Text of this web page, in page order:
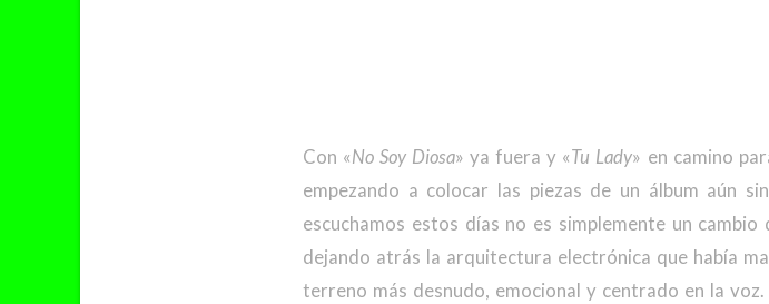
Con «No Soy Diosa» ya fuera y «Tu Lady» en camino
empezando a colocar las piezas de un álbum aún
escuchamos estos días no es simplemente un
dejando atrás la arquitectura electrónica que había
terreno más desnudo, emocional y centrado en la